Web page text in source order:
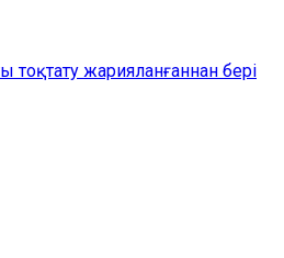
жарияланғаннан бері